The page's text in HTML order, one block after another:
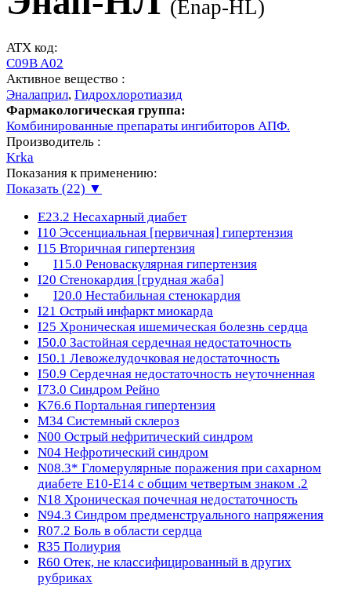
(Enap-HL)
ATX код:
C09B A02
Активное вещество :
Эналаприл, Гидрохлоротиазид
Фармакологическая группа:
Комбинированные препараты ингибиторов АПФ.
Производитель :
Krka
Показания к применению:
Показать (22) ▼
E23.2 Несахарный диабет
I10 Эссенциальная [первичная] гипертензия
I15 Вторичная гипертензия
I15.0 Реноваскулярная гипертензия
I20 Стенокардия [грудная жаба]
I20.0 Нестабильная стенокардия
I21 Острый инфаркт миокарда
I25 Хроническая ишемическая болезнь сердца
I50.0 Застойная сердечная недостаточность
I50.1 Левожелудочковая недостаточность
I50.9 Сердечная недостаточность неуточненная
I73.0 Синдром Рейно
K76.6 Портальная гипертензия
M34 Системный склероз
N00 Острый нефритический синдром
N04 Нефротический синдром
N08.3* Гломерулярные поражения при сахарном
диабете Е10-Е14 с общим четвертым знаком .2
N18 Хроническая почечная недостаточность
N94.3 Синдром предменструального напряжения
R07.2 Боль в области сердца
R35 Полиурия
R60 Отек, не классифицированный в других
рубриках